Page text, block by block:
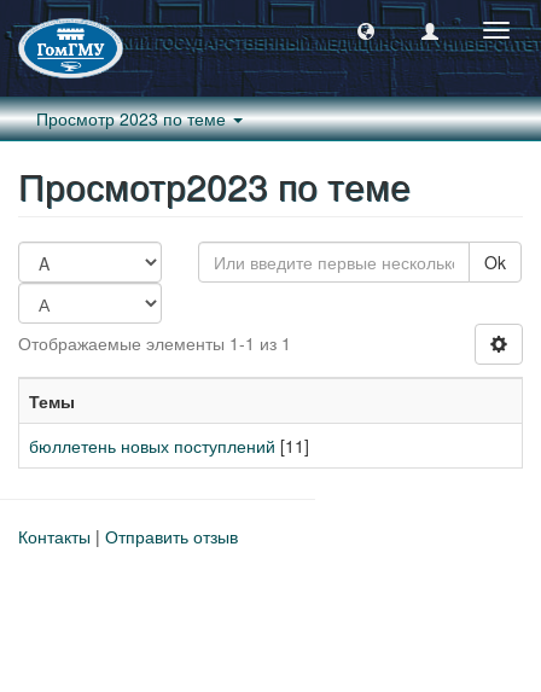
Просмотр 2023 по теме
Просмотр2023 по теме
Ok
Отображаемые элементы 1-1 из 1
Темы
бюллетень новых поступлений [11]
Контакты | Отправить отзыв